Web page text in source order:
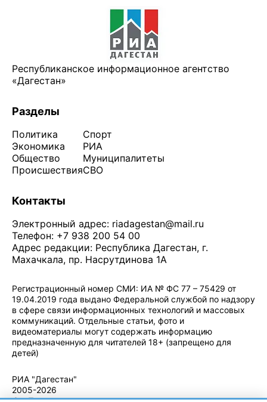
Республиканское информационное агентство
«Дагестан»
Разделы
Политика
Экономика
Общество
Происшествия
Спорт
РИА
Муниципалитеты
СВО
Контакты
Электронный адрес: riadagestan@mail.ru
Телефон: +7 938 200 54 00
Адрес редакции: Республика Дагестан, г.
Махачкала, пр. Насрутдинова 1А
Регистрационный номер СМИ: ИА № ФС 77 – 75429 от
19.04.2019 года выдано Федеральной службой по надзору
в сфере связи информационных технологий и массовых
коммуникаций. Отдельные статьи, фото и
видеоматериалы могут содержать информацию
предназначенную для читателей 18+ (запрещено для
детей)
РИА "Дагестан"
2005-2026